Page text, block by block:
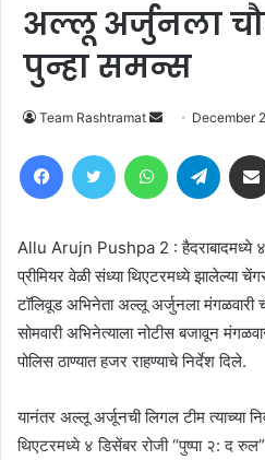
अल्लू अर्जुनला
पुन्हा समन्स
Team Rashtramat
Send
email
December
FacebookTwitter WhatsApp
Allu Arujn Pushpa 2 : हैदराबादमध्ये ४
प्रीमियर वेळी संध्या थिएटरमध्ये झालेल्या
टॉलिवूड अभिनेता अल्लू अर्जुनला मंगळवारी
सोमवारी अभिनेत्याला नोटीस बजावून
पोलिस ठाण्यात हजर राहण्याचे निर्देश दिले.
यानंतर अल्लू अर्जूनची लिगल टीम त्याच्या
थिएटरमध्ये ४ डिसेंबर रोजी “पुष्पा २: द रुल”